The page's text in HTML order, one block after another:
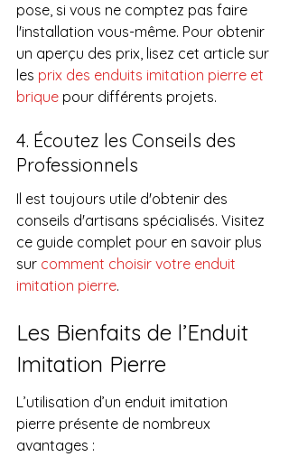
pose, si vous ne comptez pas faire
l'installation vous-même. Pour obtenir
un aperçu des prix, lisez cet article sur
les prix des enduits imitation pierre et
brique pour différents projets.
4. Écoutez les Conseils des
Professionnels
Il est toujours utile d'obtenir des
conseils d'artisans spécialisés. Visitez
ce guide complet pour en savoir plus
sur comment choisir votre enduit
imitation pierre.
Les Bienfaits de l’Enduit
Imitation Pierre
L’utilisation d’un enduit imitation
pierre présente de nombreux
avantages :